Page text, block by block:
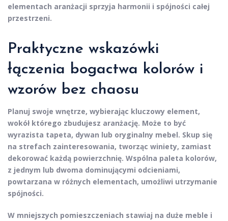
elementach aranżacji sprzyja harmonii i spójności całej
przestrzeni.
Praktyczne wskazówki
łączenia bogactwa kolorów i
wzorów bez chaosu
Planuj swoje wnętrze, wybierając kluczowy element,
wokół którego zbudujesz aranżację. Może to być
wyrazista tapeta, dywan lub oryginalny mebel. Skup się
na strefach zainteresowania, tworząc winiety, zamiast
dekorować każdą powierzchnię. Wspólna paleta kolorów,
z jednym lub dwoma dominującymi odcieniami,
powtarzana w różnych elementach, umożliwi utrzymanie
spójności.
W mniejszych pomieszczeniach stawiaj na duże meble i